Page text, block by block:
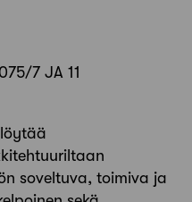
7 JA 11
soveltuva, toimiva ja